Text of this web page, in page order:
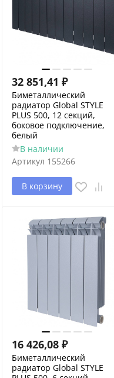
32 851,41 ₽
Биметаллический
радиатор Global STYLE
PLUS 500, 12 секций,
боковое подключение,
белый
В наличии
Артикул 155266
В корзину
16 426,08 ₽
Биметаллический
радиатор Global STYLE